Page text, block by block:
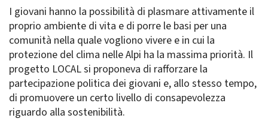
I giovani hanno la possibilità di plasmare attivamente il
proprio ambiente di vita e di porre le basi per una
comunità nella quale vogliono vivere e in cui la
protezione del clima nelle Alpi ha la massima priorità. Il
progetto LOCAL si proponeva di rafforzare la
partecipazione politica dei giovani e, allo stesso tempo,
di promuovere un certo livello di consapevolezza
riguardo alla sostenibilità.